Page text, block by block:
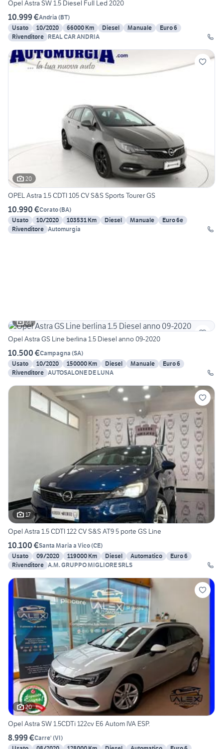
Opel Astra SW 1.5 Diesel Full Led 2020
10.999 €Andria (BT)
Usato
10/2020 66000 Km Diesel Manuale
Euro 6
Rivenditore REAL CAR ANDRIA
20
OPEL Astra 1.5 CDTI 105 CV S&S Sports Tourer GS
10.990 €Corato(BA)
Usato
10/2020 103531 Km Diesel Manuale
Euro 6e
Rivenditore Automurgia
23
Opel Astra GS Line berlina 1.5 Diesel anno 09-2020
10.500 €Campagna (SA)
Usato
10/2020 150000 Km Diesel Manuale
Euro 6
Rivenditore AUTOSALONE DE LUNA
17
Opel Astra 1.5 CDTI 122 CV S&S AT9 5 porte GS Line
10.100 €Santa Maria a Vico(CE)
Usato
09/2020 119000 Km Diesel Automatico
Euro 6
Rivenditore A.M. GRUPPO MIGLIORE SRLS
20
Opel Astra SW 1.5CDTi 122cv E6 Autom IVA ESP.
8.999 €Carre' (VI)